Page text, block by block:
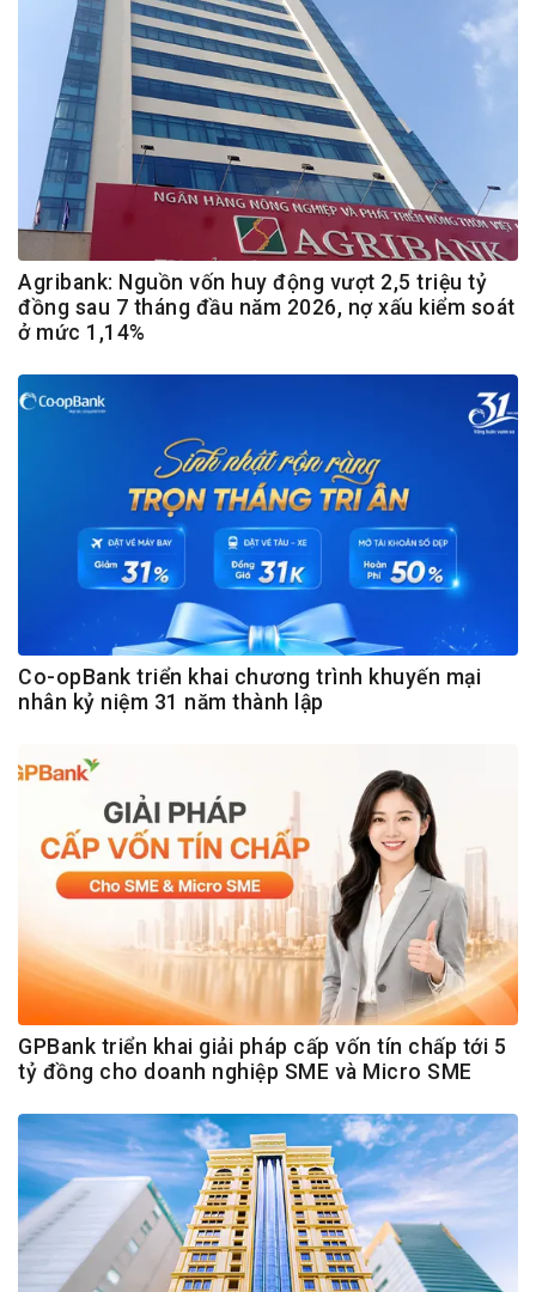
Agribank: Nguồn vốn huy động vượt 2,5 triệu tỷ
đồng sau 7 tháng đầu năm 2026, nợ xấu kiểm soát
ở mức 1,14%
Co-opBank triển khai chương trình khuyến mại
nhân kỷ niệm 31 năm thành lập
GPBank triển khai giải pháp cấp vốn tín chấp tới 5
tỷ đồng cho doanh nghiệp SME và Micro SME